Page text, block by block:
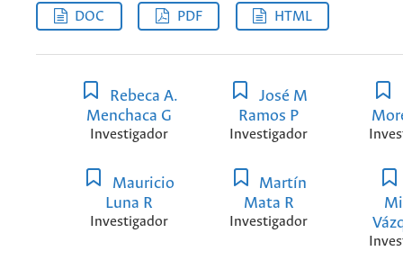
DOC PDF HTML
Rebeca A.
Menchaca G
Investigador
José M
Ramos P
Investigador
Mauricio
Luna R
Investigador
Martín
Mata R
Investigador